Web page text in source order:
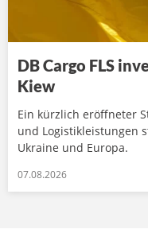
DB Cargo FLS
Kiew
Ein kürzlich eröffneter
und Logistikleistungen
Ukraine und Europa.
07.08.2026